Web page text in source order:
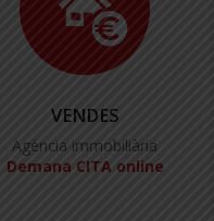
VENDES
Agència immobiliària
Demana CITA online